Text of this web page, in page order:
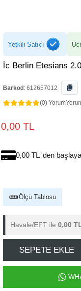
Yetkili Satıcı
İc Berlin Etesians
Barkod : 612657012
(0) Yorum
0,00 TL
0,00 TL 'den
Ölçü Tablosu
Havale/EFT ile 0,00
SEPETE EKLE